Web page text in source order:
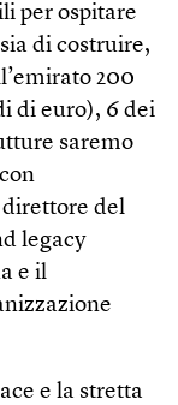
per ospitare
di costruire,
200
di euro), 6 dei
saremo
direttore del
legacy
e il
e la stretta